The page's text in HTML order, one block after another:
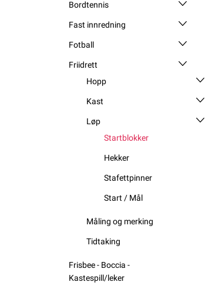
Bordtennis
Fast innredning
Fotball
Friidrett
Hopp
Kast
Løp
Startblokker
Hekker
Stafettpinner
Start / Mål
Måling og merking
Tidtaking
Frisbee - Boccia -
Kastespill/leker